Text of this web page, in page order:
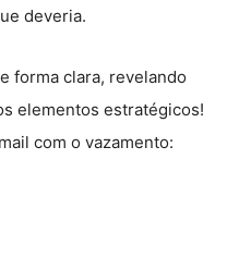
deveria.
forma clara, revelando
elementos estratégicos!
com o vazamento: